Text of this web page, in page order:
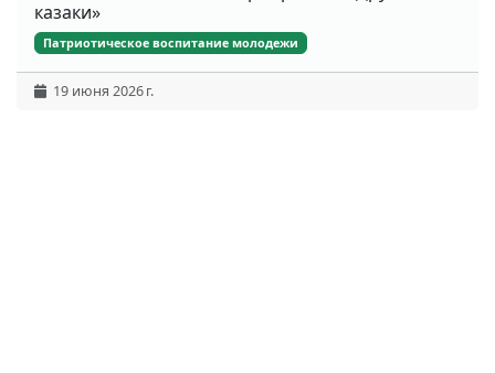
казаки»
Патриотическое воспитание молодежи
19 июня 2026 г.